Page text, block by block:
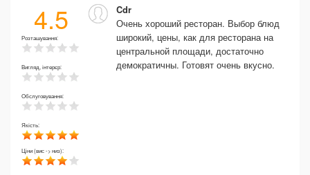
4.5
Розташування:
Вигляд, інтерєр:
Обслуговування:
Якість:
Ціни (вис -> низ):
Cdr
Очень хороший ресторан. Выбор блюд
широкий, цены, как для ресторана на
центральной площади, достаточно
демократичны. Готовят очень вкусно.